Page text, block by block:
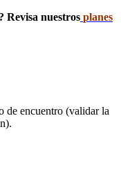
Revisa nuestros planes
de encuentro (validar la